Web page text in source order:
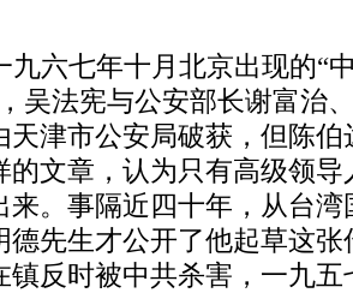
六七年十月北京出现的“
吴法宪与公安部长谢富治
天津市公安局破获，但陈
的文章，认为只有高级领
来。事隔近四十年，从台
德先生才公开了他起草这
镇反时被中共杀害，一九